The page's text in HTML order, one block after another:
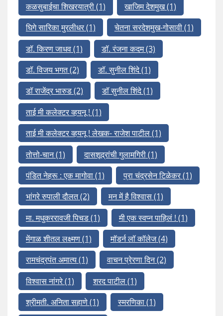
कळसुबाईचा शिखरयात्री(1) खाजिम देशमुख(1)
घिगे सारिका मुरलीधर(1) चेतना सरदेशमुख-गोसावी(1)
डॉ. किरण जाधव(1) डॉ. रंजना कदम(3)
डॉ. विजय भगत(2) डॉ. सुनील शिंदे(1)
डॉ राजेंद्र भारुड(2) डॉ सुनील शिंदे(1)
ताई मी कलेक्टर व्हयनू ! (1)
ताई मी कलेक्टर व्हयनू ! लेखक- राजेश पाटील(1)
तोत्तो-चान(1) दासशूद्रांची गुलामगिरी(1)
पंडित नेहरू : एक मागोवा(1) प्रा चंद्रसेन टिळेकर(1)
भांगरे रुपाली दौलत(2) मन में है विश्वास(1)
मा. मधुकररावजी पिचड(1) मी एक स्वप्न पाहिलं ! (1)
मेंगाळ शीतल लक्ष्मण(1) मॉडर्न लॉ कॉलेज(4)
रामचंद्रपंत अमात्य(1) वाचन प्रेरणा दिन(2)
विश्वास नांगरे(1) शरद पाटील(1)
श्रीमती. अनिता सहाणे(1) स्मरणिका(1)